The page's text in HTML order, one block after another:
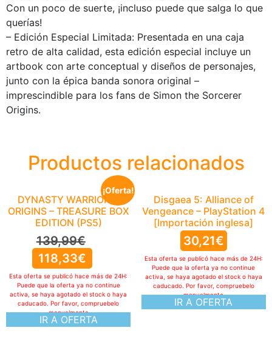
Con un poco de suerte, ¡incluso puede que salga lo que
querías!
– Edición Especial Limitada: Presentada en una caja
retro de alta calidad, esta edición especial incluye un
artbook con arte conceptual y diseños de personajes,
junto con la épica banda sonora original –
imprescindible para los fans de Simon the Sorcerer
Origins.
Productos relacionados
¡Oferta!
DYNASTY WARRIORS:
ORIGINS – TREASURE BOX
EDITION (PS5)
139,99€
118,33€
IR A OFERTA
Esta oferta se publicó hace más de 24H:
Puede que la oferta ya no continue
activa, se haya agotado el stock o haya
caducado. Por favor, compruebelo
manualmente
Disgaea 5: Alliance of
Vengeance – PlayStation 4
[Importación inglesa]
30,21€
IR A OFERTA
Esta oferta se publicó hace más de 24H:
Puede que la oferta ya no continue
activa, se haya agotado el stock o haya
caducado. Por favor, compruebelo
manualmente